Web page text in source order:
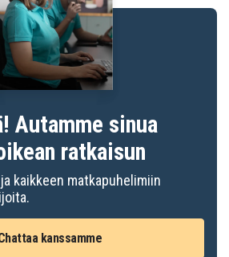
Autamme sinua
ratkaisun
kaikkeen matkapuhelimiin
kanssamme